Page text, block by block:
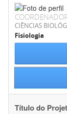
CIÊNCIAS
Fisiologia
Título do